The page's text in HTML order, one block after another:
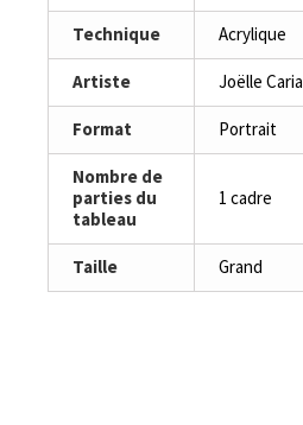
Technique Acrylique
Artiste Joëlle Caria
Format Portrait
Nombre de
parties du
tableau
1 cadre
Taille Grand